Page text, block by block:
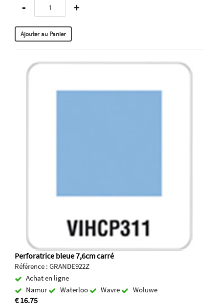
- +
Perforatrice bleue 7,6cm carré
Référence : GRANDE922Z
Achat en ligne
Namur
Waterloo Wavre Woluwe
€ 16.75